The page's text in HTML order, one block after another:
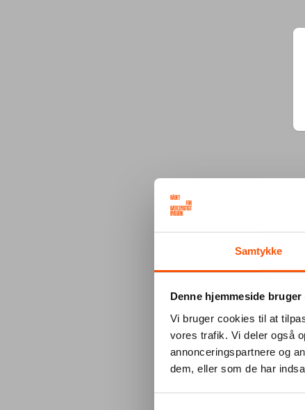
Samtykke
Denne hjemmeside bruger
Vi bruger cookies til at
vores trafik. Vi deler også
annonceringspartnere og
dem, eller som de har